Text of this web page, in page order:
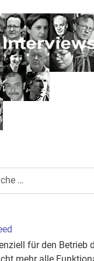
für den